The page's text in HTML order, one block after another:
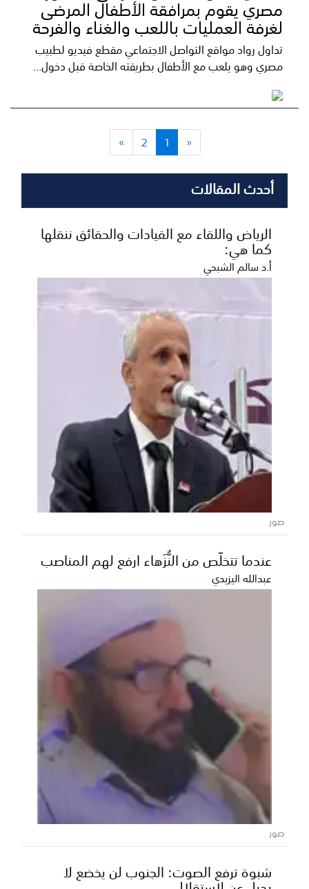
مصري يقوم بمرافقة الأطفال المرضى
لغرفة العمليات باللعب والغناء والفرحة
تداول رواد مواقع التواصل الاجتماعي مقطع فيديو لطبيب
مصري وهو يلعب مع الأطفال بطريقته الخاصة قبل دخول...
«
1
2
»
أحدث المقالات
الرياض واللقاء مع القيادات والحقائق ننقلها
كما هي:
أ.د سالم الشبحي
صور
عندما تتخلّص من النُّزَهاء ارفع لهم المناصب
عبدالله اليزيدي
صور
شبوة ترفع الصوت: الجنوب لن يخضع لا